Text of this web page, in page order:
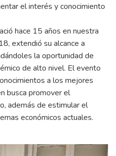
el interés y conocimiento
hace 15 años en nuestra
extendió su alcance a
la oportunidad de
de alto nivel. El evento
a los mejores
busca promover el
además de estimular el
económicos actuales.